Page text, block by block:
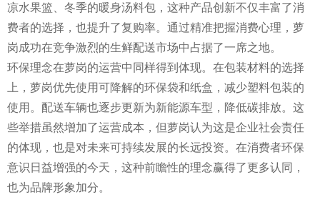
凉水果篮、冬季的暖身汤料包，这种产品创新不仅丰富了消
费者的选择，也提升了复购率。通过精准把握消费心理，萝
岗成功在竞争激烈的生鲜配送市场中占据了一席之地。
环保理念在萝岗的运营中同样得到体现。在包装材料的选择
上，萝岗优先使用可降解的环保袋和纸盒，减少塑料包装的
使用。配送车辆也逐步更新为新能源车型，降低碳排放。这
些举措虽然增加了运营成本，但萝岗认为这是企业社会责任
的体现，也是对未来可持续发展的长远投资。在消费者环保
意识日益增强的今天，这种前瞻性的理念赢得了更多认同，
也为品牌形象加分。